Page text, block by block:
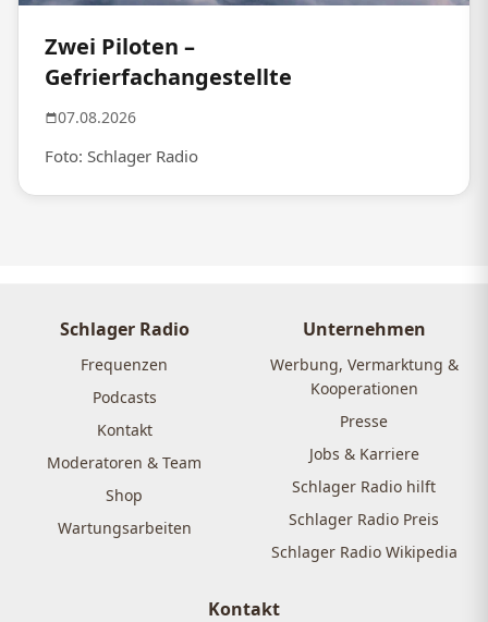
Zwei Piloten –
Gefrierfachangestellte
07.08.2026
Foto: Schlager Radio
Schlager Radio
Frequenzen
Podcasts
Kontakt
Moderatoren & Team
Shop
Wartungsarbeiten
Unternehmen
Werbung, Vermarktung &
Kooperationen
Presse
Jobs & Karriere
Schlager Radio hilft
Schlager Radio Preis
Schlager Radio Wikipedia
Kontakt